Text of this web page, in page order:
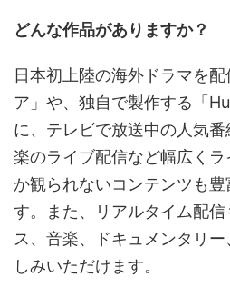
どんな作品がありますか？
日本初上陸の海外ドラマを配
ア」や、独自で製作する「
に、テレビで放送中の人気
楽のライブ配信など幅広く
か観られないコンテンツも
す。また、リアルタイム配
ス、音楽、ドキュメンタリ
しみいただけます。